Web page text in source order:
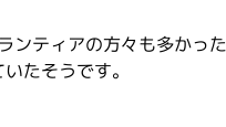
ティアの方々も多かった
たそうです。